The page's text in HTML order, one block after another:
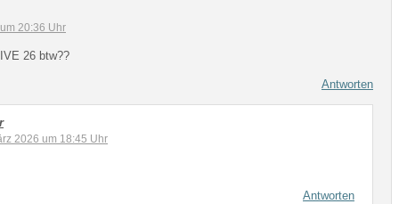
20:36 Uhr
26 btw??
Antworten
2026 um 18:45 Uhr
Antworten